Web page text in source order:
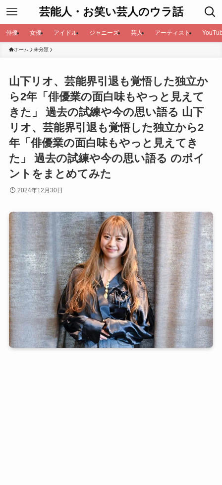
芸能人・お笑い芸人のウラ話
俳優 女優 アイドル ジャニーズ 芸人 アーティスト
ホーム 未分類
山下リオ、芸能界引退も覚悟した独立か
ら2年「俳優業の面白味もやっと見えて
きた」 過去の試練や今の思い語る 山下
リオ、芸能界引退も覚悟した独立から2
年「俳優業の面白味もやっと見えてき
た」 過去の試練や今の思い語る のポイ
ントをまとめてみた
2024年12月30日